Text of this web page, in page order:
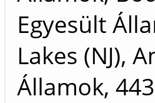
Egyesült
Lakes (NJ),
Államok,